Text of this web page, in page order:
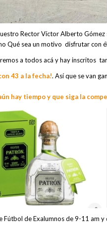
Rector Víctor Alberto
Qué sea un motivo disfrutar con él
a todos acá y hay inscritos
43 a la fecha!. Así que se van
hay tiempo y que siga la
Fútbol de Exalumnos de 9-11 am